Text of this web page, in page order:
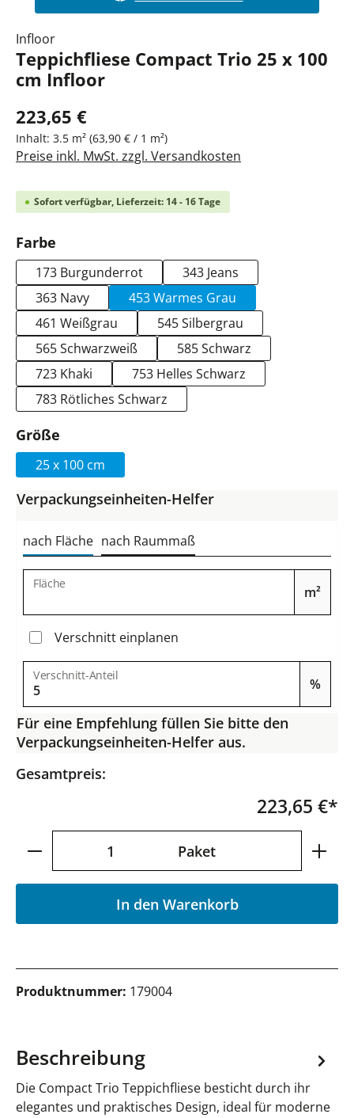
Infloor
Teppichfliese Compact Trio 25 x 100
cm Infloor
223,65 €
Inhalt: 3.5 m² (63,90 € / 1 m²)
Preise inkl. MwSt. zzgl. Versandkosten
Sofort verfügbar, Lieferzeit: 14 - 16 Tage
Farbe
173 Burgunderrot
343 Jeans
363 Navy
453 Warmes Grau
461 Weißgrau
545 Silbergrau
565 Schwarzweiß
585 Schwarz
723 Khaki
753 Helles Schwarz
783 Rötliches Schwarz
Größe
25 x 100 cm
Verpackungseinheiten-Helfer
nach Fläche nach Raummaß
Fläche
m²
Verschnitt einplanen
Verschnitt-Anteil
%
Für eine Empfehlung füllen Sie bitte den
Verpackungseinheiten-Helfer aus.
Gesamtpreis:
223,65 €*
Produkt Anzahl: Gib den gewünschten
Paket
In den Warenkorb
Produktnummer: 179004
Beschreibung
Die Compact Trio Teppichfliese besticht durch ihr
elegantes und praktisches Design, ideal für moderne